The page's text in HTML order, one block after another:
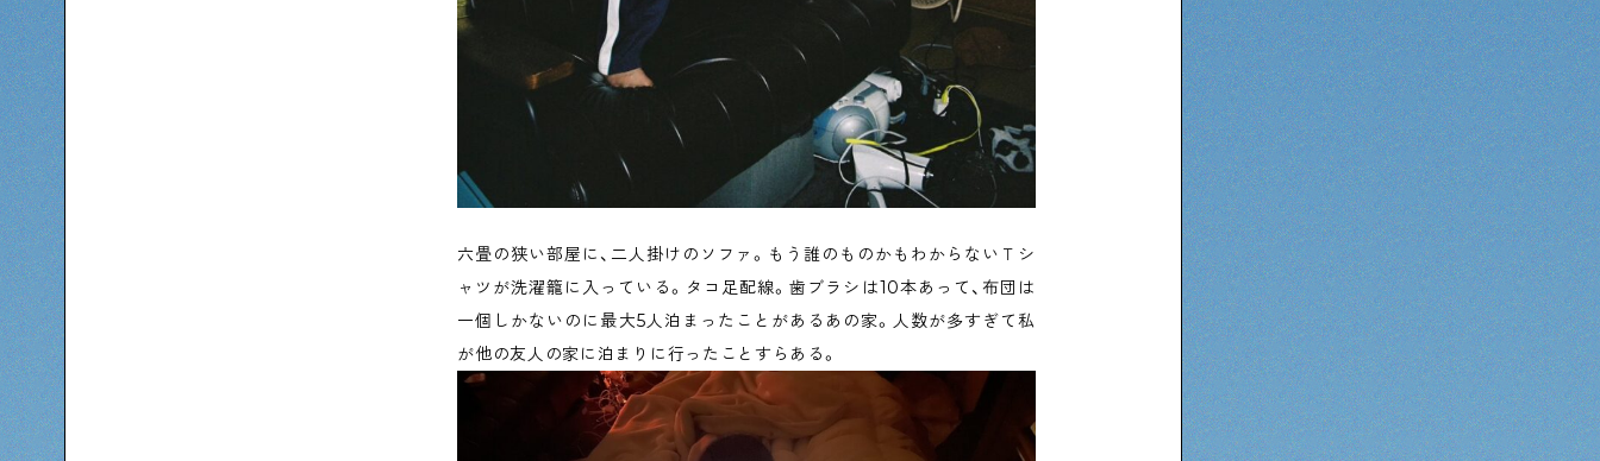
六畳の狭い部屋に、二人掛けのソファ。もう誰のものかもわからないＴシ
ャツが洗濯籠に入っている。タコ足配線。歯ブラシは10本あって、布団は
一個しかないのに最大5人泊まったことがあるあの家。人数が多すぎて私
が他の友人の家に泊まりに行ったことすらある。